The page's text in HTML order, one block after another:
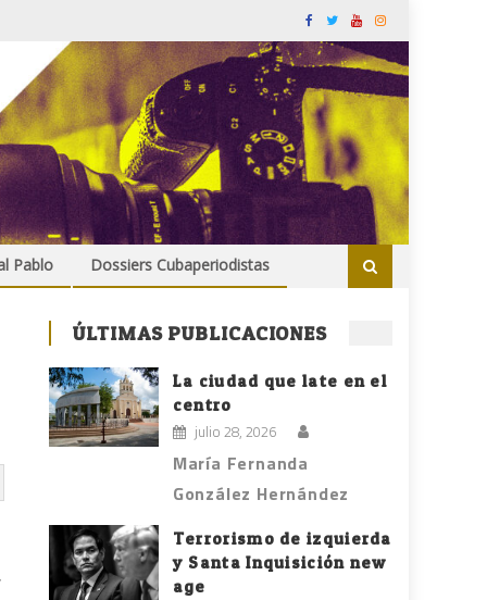
Pablo Dossiers Cubaperiodistas
ÚLTIMAS PUBLICACIONES
La ciudad que late en el
centro
julio 28, 2026
María Fernanda
González Hernández
Terrorismo de izquierda
y Santa Inquisición new
age